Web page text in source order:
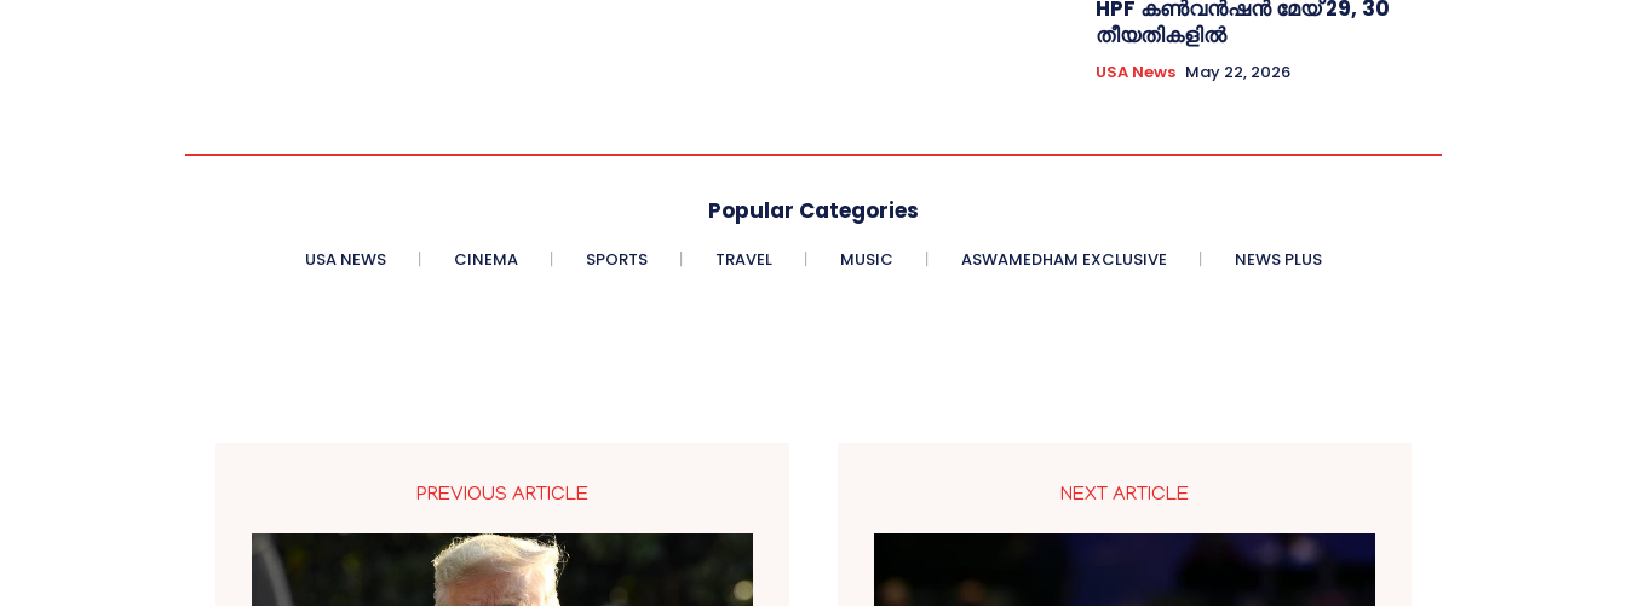
HPF കൺവൻഷൻ മേയ് 29, 30
തീയതികളിൽ
USA News May 22, 2026
Popular Categories
USA NEWS CINEMA SPORTS TRAVEL MUSIC ASWAMEDHAM EXCLUSIVE NEWS PLUS
PREVIOUS ARTICLE NEXT ARTICLE